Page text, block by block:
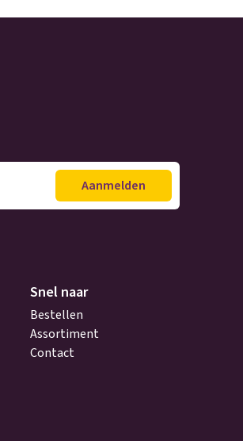
Snel naar
Bestellen
Assortiment
Contact